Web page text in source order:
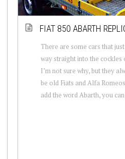
FIAT 850 ABARTH
There are some cars that
way straight into the cockles
I’m not sure why, but they
be old Fiats and Alfa
add the word Abarth, you can